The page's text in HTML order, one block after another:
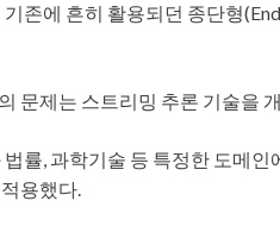
기존에 흔히 활용되던 종단형
문제는 스트리밍 추론 기술을
법률, 과학기술 등 특정한 도메
용했다.